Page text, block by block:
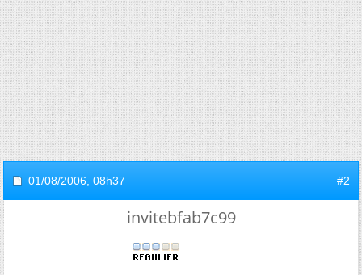
01/08/2006, 08h37 #2
invitebfab7c99